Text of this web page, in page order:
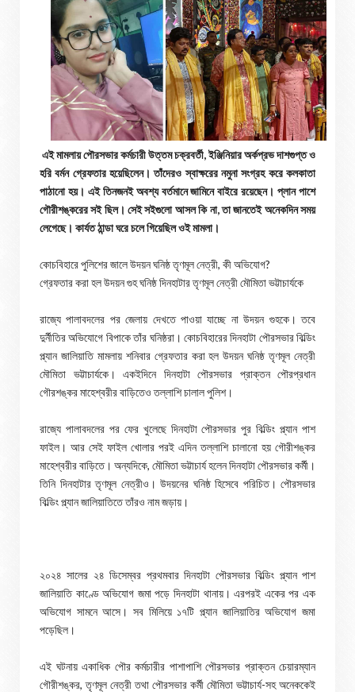
এই মামলায় পৌরসভার কর্মচারী উত্তম চক্রবর্তী, ইঞ্জিনিয়ার অর্কপ্রভ দাশগুপ্ত ও
হরি বর্মন গ্রেফতার হয়েছিলেন। তাঁদেরও স্বাক্ষরের নমুনা সংগ্রহ করে কলকাতা
পাঠানো হয়। এই তিনজনই অবশ্য বর্তমানে জামিনে বাইরে রয়েছেন। প্লান পাশে
গৌরীশঙ্করের সই ছিল। সেই সইগুলো আসল কি না, তা জানতেই অনেকদিন সময়
লেগেছে। কার্যত ঠান্ডা ঘরে চলে গিয়েছিল ওই মামলা।
কোচবিহারে পুলিশের জালে উদয়ন ঘনিষ্ঠ তৃণমূল নেত্রী, কী অভিযোগ?
গ্রেফতার করা হল উদয়ন গুহ ঘনিষ্ঠ দিনহাটার তৃণমূল নেত্রী মৌমিতা ভট্টাচার্যকে
রাজ্যে পালাবদলের পর জেলায় দেখতে পাওয়া যাচ্ছে না উদয়ন গুহকে। তবে
দুর্নীতির অভিযোগে বিপাকে তাঁর ঘনিষ্ঠরা। কোচবিহারের দিনহাটা পৌরসভার বিল্ডিং
প্ল্যান জালিয়াতি মামলায় শনিবার গ্রেফতার করা হল উদয়ন ঘনিষ্ঠ তৃণমূল নেত্রী
মৌমিতা ভট্টাচার্যকে। একইদিনে দিনহাটা পৌরসভার প্রাক্তন পৌরপ্রধান
গৌরশঙ্কর মাহেশ্বরীর বাড়িতেও তল্লাশি চালাল পুলিশ।
রাজ্যে পালাবদলের পর ফের খুলেছে দিনহাটা পৌরসভার পুর বিল্ডিং প্ল্যান পাশ
ফাইল। আর সেই ফাইল খোলার পরই এদিন তল্লাশি চালানো হয় গৌরীশঙ্কর
মাহেশ্বরীর বাড়িতে। অন্যদিকে, মৌমিতা ভট্টাচার্য হলেন দিনহাটা পৌরসভার কর্মী।
তিনি দিনহাটার তৃণমূল নেত্রীও। উদয়নের ঘনিষ্ঠ হিসেবে পরিচিত। পৌরসভার
বিল্ডিং প্ল্যান জালিয়াতিতে তাঁরও নাম জড়ায়।
২০২৪ সালের ২৪ ডিসেম্বর প্রথমবার দিনহাটা পৌরসভার বিল্ডিং প্ল্যান পাশ
জালিয়াতি কাণ্ডে অভিযোগ জমা পড়ে দিনহাটা থানায়। এরপরই একের পর এক
অভিযোগ সামনে আসে। সব মিলিয়ে ১৭টি প্ল্যান জালিয়াতির অভিযোগ জমা
পড়েছিল।
এই ঘটনায় একাধিক পৌর কর্মচারীর পাশাপাশি পৌরসভার প্রাক্তন চেয়ারম্যান
গৌরীশঙ্কর, তৃণমূল নেত্রী তথা পৌরসভার কর্মী মৌমিতা ভট্টাচার্য-সহ অনেককেই